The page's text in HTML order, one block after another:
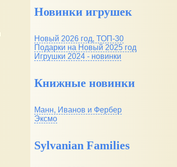
Новинки игрушек
Новый 2026 год, ТОП-30
Подарки на Новый 2025 год
Игрушки 2024 - новинки
Книжные новинки
Манн, Иванов и Фербер
Эксмо
Sylvanian Families